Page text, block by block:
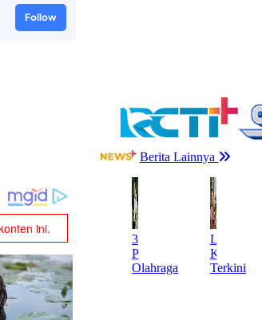
Follow